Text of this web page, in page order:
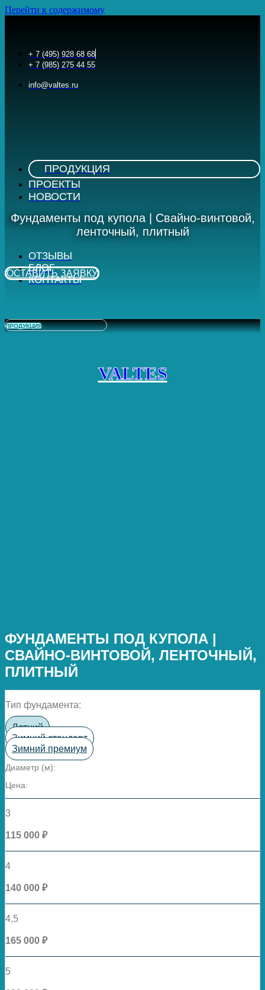
Перейти к содержимому
+ 7 (495) 928 68 68
+ 7 (985) 275 44 55
info@valtes.ru
ПРОДУКЦИЯ
ПРОЕКТЫ
НОВОСТИ
ОТЗЫВЫ
БЛОГ
КОНТАКТЫ
ПРОДУКЦИЯ
VALTES
Фундаменты под купола | Свайно-винтовой,
ленточный, плитный
ОСТАВИТЬ ЗАЯВКУ
ФУНДАМЕНТЫ ПОД КУПОЛА |
СВАЙНО-ВИНТОВОЙ, ЛЕНТОЧНЫЙ,
ПЛИТНЫЙ
Тип фундамента:
Летний
Зимний стандарт
Зимний премиум
Диаметр (м):
Цена:
3
115 000 ₽
4
140 000 ₽
4,5
165 000 ₽
5